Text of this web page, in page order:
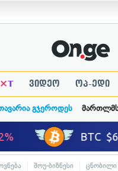
T ვიდეო ოპ-ედი
გჯეროდეს
შოუ-ბიზნესი ცნობილი